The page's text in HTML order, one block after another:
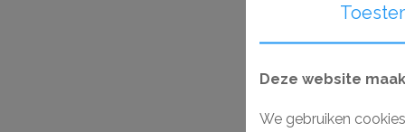
Deze website
We gebruiken